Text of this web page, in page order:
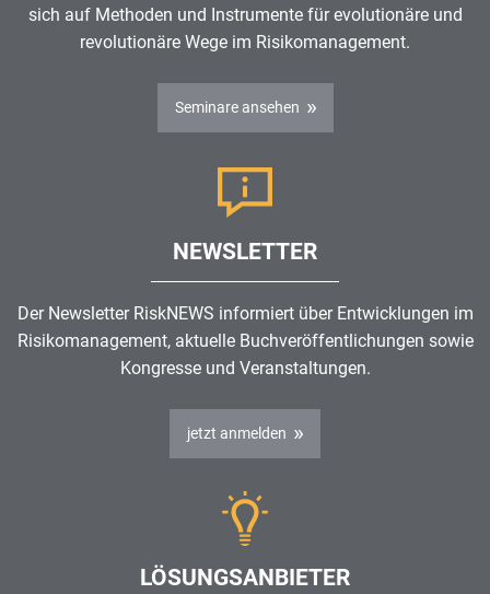
sich auf Methoden und Instrumente für evolutionäre und
revolutionäre Wege im Risikomanagement.
Seminare ansehen
NEWSLETTER
Der Newsletter RiskNEWS informiert über Entwicklungen im
Risikomanagement, aktuelle Buchveröffentlichungen sowie
Kongresse und Veranstaltungen.
jetzt anmelden
LÖSUNGSANBIETER